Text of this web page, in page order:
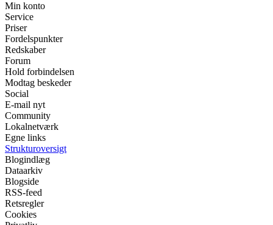
Min konto
Service
Priser
Fordelspunkter
Redskaber
Forum
Hold forbindelsen
Modtag beskeder
Social
E-mail nyt
Community
Lokalnetværk
Egne links
Strukturoversigt
Blogindlæg
Dataarkiv
Blogside
RSS-feed
Retsregler
Cookies